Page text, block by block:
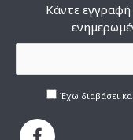
Κάντε
Έχω διαβάσει